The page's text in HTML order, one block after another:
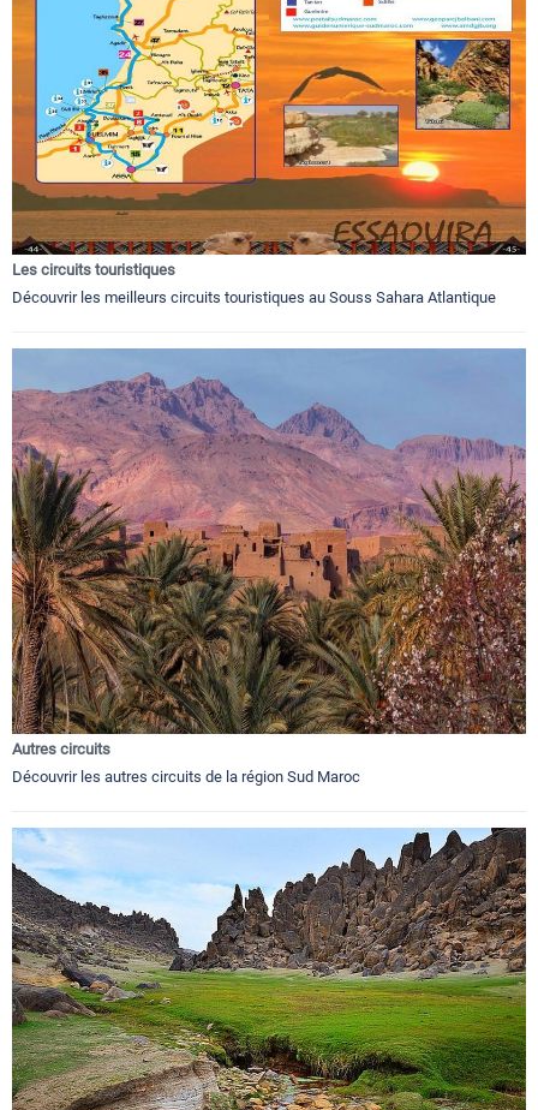
Les circuits touristiques
Découvrir les meilleurs circuits touristiques au Souss Sahara Atlantique
Autres circuits
Découvrir les autres circuits de la région Sud Maroc